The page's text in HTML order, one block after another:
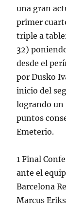
una gran
primer
triple a
32)
desde el
por Dusko
inicio del
logrando un
puntos
Emeterio.
1 Final
ante el
Barcelona
Marcus